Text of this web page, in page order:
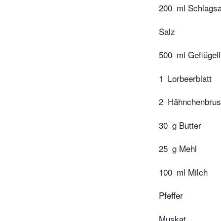
200 ml
Salz
500 ml
1 Lorbeerblatt
2
30 g Butter
25 g Mehl
100 ml Milch
Pfeffer